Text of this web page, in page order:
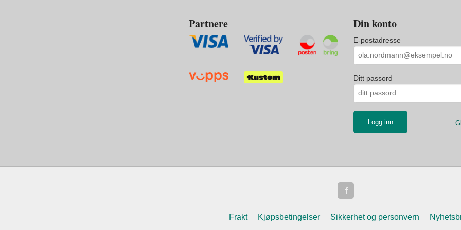
Partnere Din konto
E-postadresse
Ditt passord
Frakt Kjøpsbetingelser Sikkerhet og personvern